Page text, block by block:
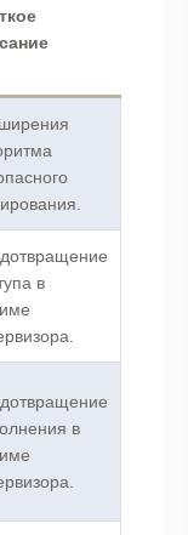
в
в